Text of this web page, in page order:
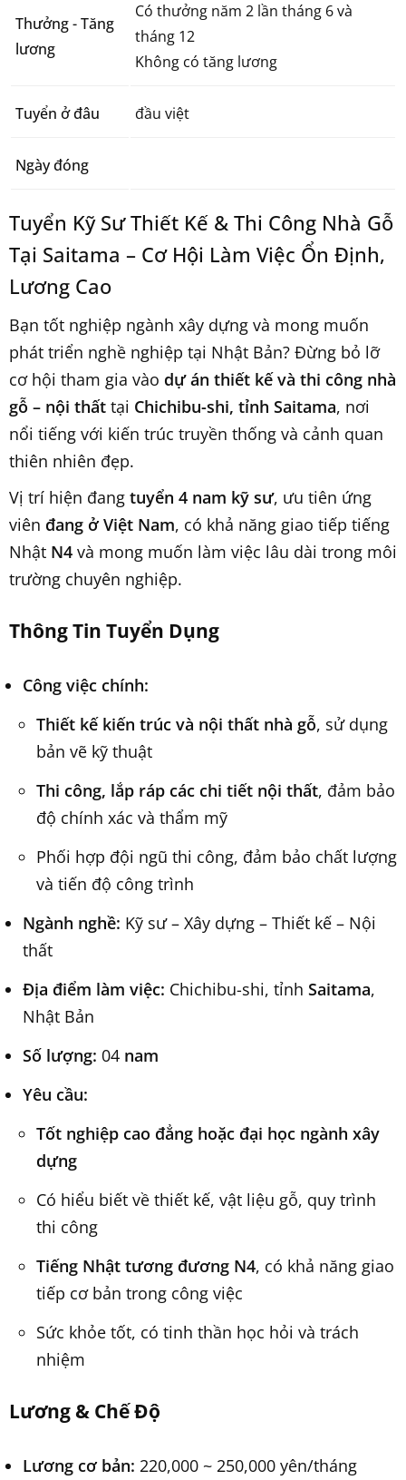
Thưởng - Tăng
lương
Có thưởng năm 2 lần tháng 6 và
tháng 12
Không có tăng lương
Tuyển ở đâu đầu việt
Ngày đóng
Tuyển Kỹ Sư Thiết Kế & Thi Công Nhà Gỗ
Tại Saitama – Cơ Hội Làm Việc Ổn Định,
Lương Cao
Bạn tốt nghiệp ngành xây dựng và mong muốn
phát triển nghề nghiệp tại Nhật Bản? Đừng bỏ lỡ
cơ hội tham gia vào dự án thiết kế và thi công nhà
gỗ – nội thất tại Chichibu-shi, tỉnh Saitama, nơi
nổi tiếng với kiến trúc truyền thống và cảnh quan
thiên nhiên đẹp.
Vị trí hiện đang tuyển 4 nam kỹ sư, ưu tiên ứng
viên đang ở Việt Nam, có khả năng giao tiếp tiếng
Nhật N4 và mong muốn làm việc lâu dài trong môi
trường chuyên nghiệp.
Thông Tin Tuyển Dụng
Công việc chính:
Thiết kế kiến trúc và nội thất nhà gỗ, sử dụng
bản vẽ kỹ thuật
Thi công, lắp ráp các chi tiết nội thất, đảm bảo
độ chính xác và thẩm mỹ
Phối hợp đội ngũ thi công, đảm bảo chất lượng
và tiến độ công trình
Ngành nghề: Kỹ sư – Xây dựng – Thiết kế – Nội
thất
Địa điểm làm việc: Chichibu-shi, tỉnh Saitama,
Nhật Bản
Số lượng: 04 nam
Yêu cầu:
Tốt nghiệp cao đẳng hoặc đại học ngành xây
dựng
Có hiểu biết về thiết kế, vật liệu gỗ, quy trình
thi công
Tiếng Nhật tương đương N4, có khả năng giao
tiếp cơ bản trong công việc
Sức khỏe tốt, có tinh thần học hỏi và trách
nhiệm
Lương & Chế Độ
Lương cơ bản: 220,000 ~ 250,000 yên/tháng